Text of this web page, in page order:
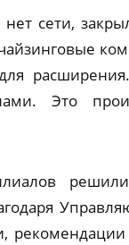
сети,
Это